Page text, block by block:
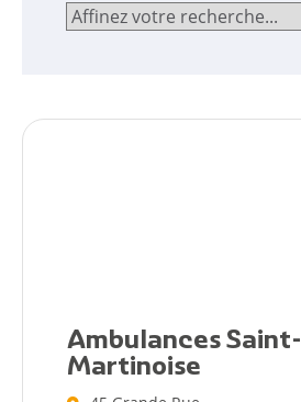
Ambulances Saint-
Martinoise